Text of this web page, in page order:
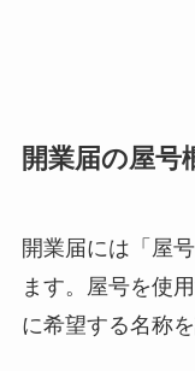
開業届の屋号
開業届には「屋
ます。屋号を使
に希望する名称